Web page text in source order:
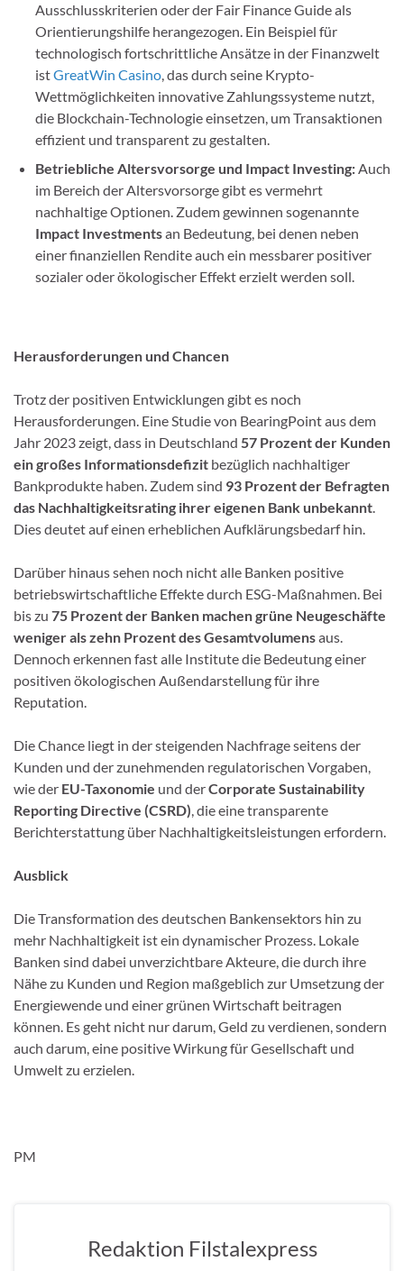
Ausschlusskriterien oder der Fair Finance Guide als
Orientierungshilfe herangezogen. Ein Beispiel für
technologisch fortschrittliche Ansätze in der Finanzwelt
istGreatWin Casino, das durch seine Krypto-
Wettmöglichkeiten innovative Zahlungssysteme nutzt,
die Blockchain-Technologie einsetzen, um Transaktionen
effizient und transparent zu gestalten.
Betriebliche Altersvorsorge und Impact Investing:Auch
im Bereich der Altersvorsorge gibt es vermehrt
nachhaltige Optionen. Zudem gewinnen sogenannte
Impact Investmentsan Bedeutung, bei denen neben
einer finanziellen Rendite auch ein messbarer positiver
sozialer oder ökologischer Effekt erzielt werden soll.
Herausforderungen und Chancen
Trotz der positiven Entwicklungen gibt es noch
Herausforderungen. Eine Studie von BearingPoint aus dem
Jahr 2023 zeigt, dass in Deutschland 57 Prozent der Kunden
ein großes Informationsdefizit bezüglich nachhaltiger
Bankprodukte haben. Zudem sind 93 Prozent der Befragten
das Nachhaltigkeitsrating ihrer eigenen Bank unbekannt.
Dies deutet auf einen erheblichen Aufklärungsbedarf hin.
Darüber hinaus sehen noch nicht alle Banken positive
betriebswirtschaftliche Effekte durch ESG-Maßnahmen. Bei
bis zu 75 Prozent der Banken machen grüne Neugeschäfte
weniger als zehn Prozent des Gesamtvolumensaus.
Dennoch erkennen fast alle Institute die Bedeutung einer
positiven ökologischen Außendarstellung für ihre
Reputation.
Die Chance liegt in der steigenden Nachfrage seitens der
Kunden und der zunehmenden regulatorischen Vorgaben,
wie der EU-Taxonomie und derCorporate Sustainability
Reporting Directive (CSRD), die eine transparente
Berichterstattung über Nachhaltigkeitsleistungen erfordern.
Ausblick
Die Transformation des deutschen Bankensektors hin zu
mehr Nachhaltigkeit ist ein dynamischer Prozess. Lokale
Banken sind dabei unverzichtbare Akteure, die durch ihre
Nähe zu Kunden und Region maßgeblich zur Umsetzung der
Energiewende und einer grünen Wirtschaft beitragen
können. Es geht nicht nur darum, Geld zu verdienen, sondern
auch darum, eine positive Wirkung für Gesellschaft und
Umwelt zu erzielen.
PM
Redaktion Filstalexpress